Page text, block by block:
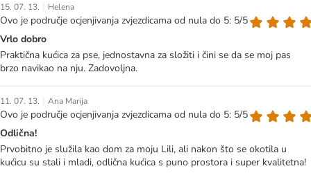
15. 07. 13. | Helena
Ovo je područje ocjenjivanja zvjezdicama od nula do 5: 5/5
Vrlo dobro
Praktična kućica za pse, jednostavna za složiti i čini se da se moj pas
brzo navikao na nju. Zadovoljna.
11. 07. 13. | Ana Marija
Ovo je područje ocjenjivanja zvjezdicama od nula do 5: 5/5
Odlična!
Prvobitno je služila kao dom za moju Lili, ali nakon što se okotila u
kućicu su stali i mladi, odlična kućica s puno prostora i super kvalitetna!